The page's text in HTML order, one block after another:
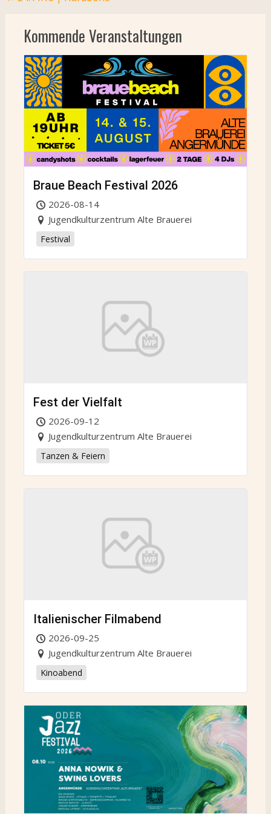
Kommende Veranstaltungen
Braue Beach Festival 2026
2026-08-14
Jugendkulturzentrum Alte Brauerei
Festival
Fest der Vielfalt
2026-09-12
Jugendkulturzentrum Alte Brauerei
Tanzen & Feiern
Italienischer Filmabend
2026-09-25
Jugendkulturzentrum Alte Brauerei
Kinoabend